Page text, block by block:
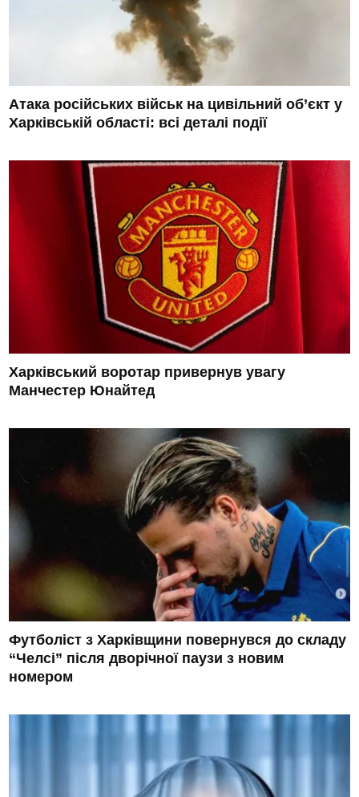
Атака російських військ на цивільний об’єкт у
Харківській області: всі деталі події
Харківський воротар привернув увагу
Манчестер Юнайтед
Футболіст з Харківщини повернувся до складу
“Челсі” після дворічної паузи з новим
номером